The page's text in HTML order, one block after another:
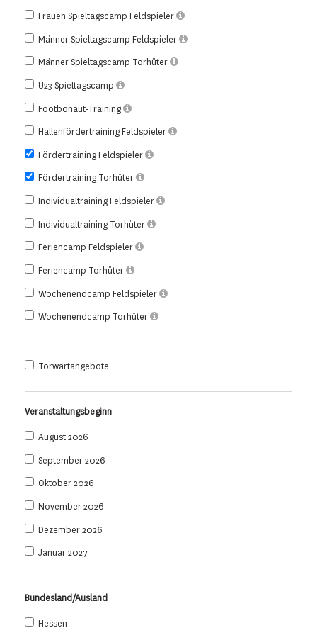
Frauen Spieltagscamp Feldspieler
Männer Spieltagscamp Feldspieler
Männer Spieltagscamp Torhüter
U23 Spieltagscamp
Footbonaut-Training
Hallenfördertraining Feldspieler
Fördertraining Feldspieler
Fördertraining Torhüter
Individualtraining Feldspieler
Individualtraining Torhüter
Feriencamp Feldspieler
Feriencamp Torhüter
Wochenendcamp Feldspieler
Wochenendcamp Torhüter
Torwartangebote
Veranstaltungsbeginn
August 2026
September 2026
Oktober 2026
November 2026
Dezember 2026
Januar 2027
Bundesland/Ausland
Hessen